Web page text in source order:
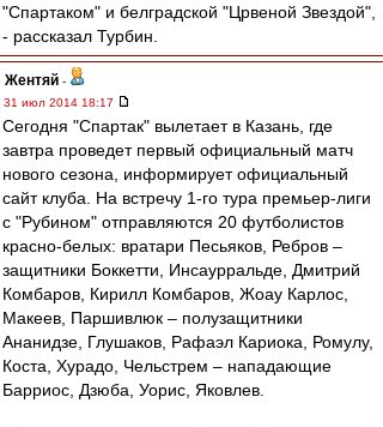
"Спартаком" и белградской "Црвеной Звездой",
- рассказал Турбин.
Жентяй -
31 июл 2014 18:17
Сегодня "Спартак" вылетает в Казань, где
завтра проведет первый официальный матч
нового сезона, информирует официальный
сайт клуба. На встречу 1-го тура премьер-лиги
с "Рубином" отправляются 20 футболистов
красно-белых: вратари Песьяков, Ребров –
защитники Боккетти, Инсаурральде, Дмитрий
Комбаров, Кирилл Комбаров, Жоау Карлос,
Макеев, Паршивлюк – полузащитники
Ананидзе, Глушаков, Рафаэл Кариока, Ромулу,
Коста, Хурадо, Чельстрем – нападающие
Барриос, Дзюба, Уорис, Яковлев.